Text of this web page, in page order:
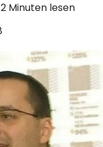
2 Minuten lesen